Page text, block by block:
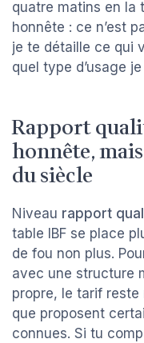
quatre matins en la
honnête : ce n’est
je te détaille ce qui
quel type d’usage
Rapport
honnête,
du siècle
Niveau rapport
table IBF se place
de fou non plus.
avec une structure
propre, le tarif
que proposent
connues. Si tu